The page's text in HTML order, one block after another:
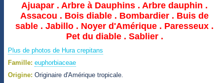
Ajuapar . Arbre à Dauphins . Arbre dauphin .
Assacou . Bois diable . Bombardier . Buis de
sable . Jabillo . Noyer d'Amérique . Paresseux .
Pet du diable . Sablier .
Plus de photos de Hura crepitans
Famille: euphorbiaceae
Origine: Originaire d'Amérique tropicale.